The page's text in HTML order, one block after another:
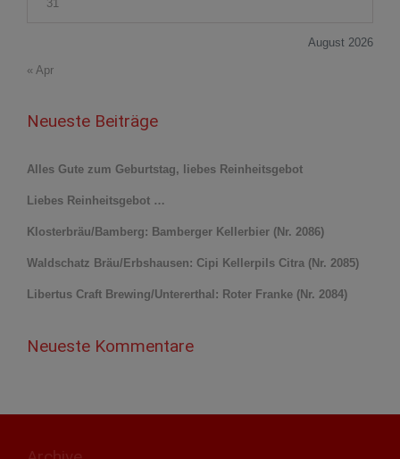
August 2026
31
« Apr
Neueste Beiträge
Alles Gute zum Geburtstag, liebes Reinheitsgebot
Liebes Reinheitsgebot …
Klosterbräu/Bamberg: Bamberger Kellerbier (Nr. 2086)
Waldschatz Bräu/Erbshausen: Cipi Kellerpils Citra (Nr. 2085)
Libertus Craft Brewing/Untererthal: Roter Franke (Nr. 2084)
Neueste Kommentare